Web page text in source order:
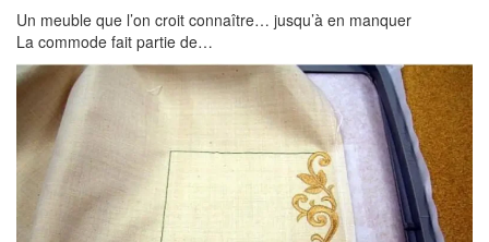
Un meuble que l’on croit connaître… jusqu’à en manquer
La commode fait partie de…